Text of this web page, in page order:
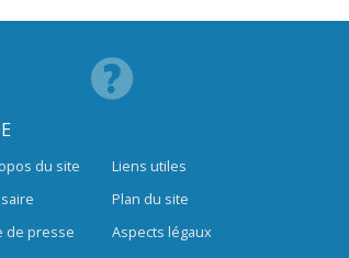
du site
de presse
Liens utiles
Plan du site
Aspects légaux